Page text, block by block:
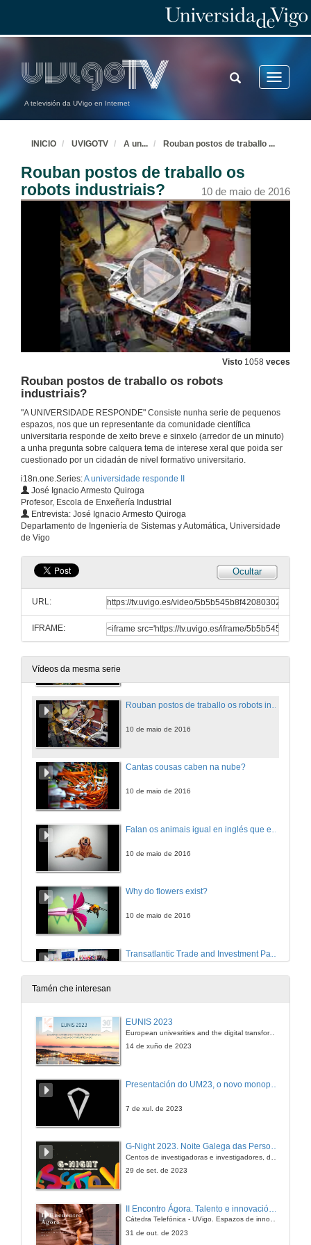
A televisión da UVigo en Internet
Toggle
TOGGLE
SEARCH
INICIO UVIGOTV A un... Rouban postos de traballo ...
Rouban postos de traballo os
robots industriais?
10 de maio de 2016
Visto 1058 veces
Rouban postos de traballo os robots
industriais?
"A UNIVERSIDADE RESPONDE" Consiste nunha serie de pequenos
espazos, nos que un representante da comunidade científica
universitaria responde de xeito breve e sinxelo (arredor de un minuto)
a unha pregunta sobre calquera tema de interese xeral que poida ser
cuestionado por un cidadán de nivel formativo universitario.
i18n.one.Series:A universidade responde II
José Ignacio Armesto Quiroga
Profesor, Escola de Enxeñería Industrial
Entrevista: José Ignacio Armesto Quiroga
Departamento de Ingeniería de Sistemas y Automática, Universidade
de Vigo
Ocultar
URL:
IFRAME:
Vídeos da mesma serie
Que son os paraísos fiscais?
10 de maio de 2016
Pódense escoitar as cores?
10 de maio de 2016
Que é o TTIP?
10 de maio de 2016
10 de maio de 2016
Que é o fitoplancto?
10 de maio de 2016
Cantas cousas caben na nube?
10 de maio de 2016
10 de maio de 2016
Why do flowers exist?
10 de maio de 2016
10 de maio de 2016
What is phytoplankton?
Tamén che interesan
EUNIS 2023
European univesrities and the digital transformation: challenges and opportunities ahead
14 de xuño de 2023
7 de xul. de 2023
G-Night 2023. Noite Galega das Persoas Investigadoras. Conciencias creativas
29 de set. de 2023
Cátedra Telefónica - UVigo. Espazos de innovación
31 de out. de 2023